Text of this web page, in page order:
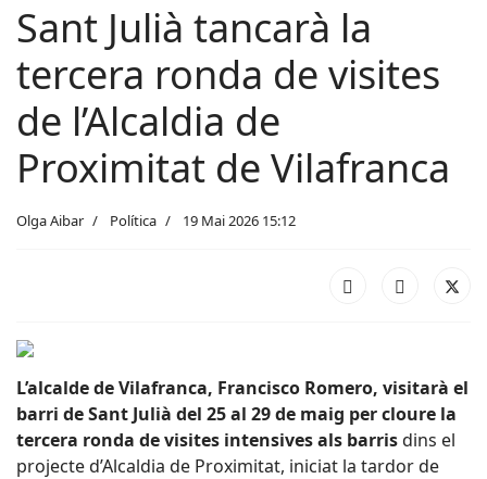
Sant Julià tancarà la
tercera ronda de visites
de l’Alcaldia de
Proximitat de Vilafranca
Olga Aibar Política 19 Mai 2026 15:12
L’alcalde de Vilafranca, Francisco Romero, visitarà el
barri de Sant Julià del 25 al 29 de maig per cloure la
tercera ronda de visites intensives als barrisdins el
projecte d’Alcaldia de Proximitat, iniciat la tardor de